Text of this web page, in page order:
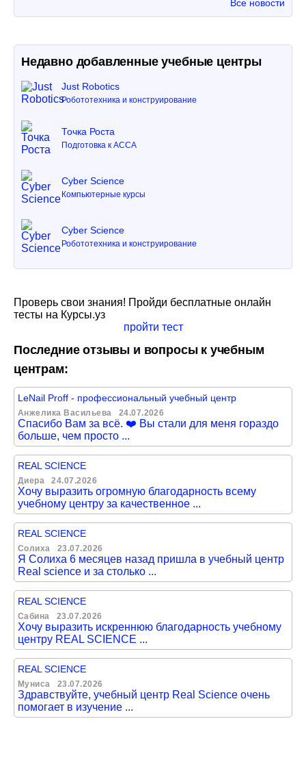
Все новости
Недавно добавленные учебные центры
Just Robotics
Робототехника и конструирование
Точка Роста
Подготовка к ACCA
Cyber Science
Компьютерные курсы
Cyber Science
Робототехника и конструирование
Проверь свои знания! Пройди бесплатные онлайн
тесты на Курсы.уз
пройти тест
Последние отзывы и вопросы к учебным
центрам:
LeNail Proff - профессиональный учебный центр
Анжелика Васильева 24.07.2026
Спасибо Вам за всё. ❤️ Вы стали для меня гораздо
больше, чем просто ...
REAL SCIENCE
Диера 24.07.2026
Хочу выразить огромную благодарность всему
учебному центру за качественное ...
REAL SCIENCE
Солиха 23.07.2026
Я Солиха 6 месяцев назад пришла в учебный центр
Real science и за столько ...
REAL SCIENCE
Сабина 23.07.2026
Хочу выразить искреннюю благодарность учебному
центру REAL SCIENCE ...
REAL SCIENCE
Муниса 23.07.2026
Здравствуйте, учебный центр Real Science очень
помогает в изучение ...